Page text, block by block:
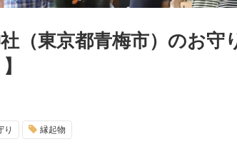
（東京都青梅市）のお守
り 縁起物